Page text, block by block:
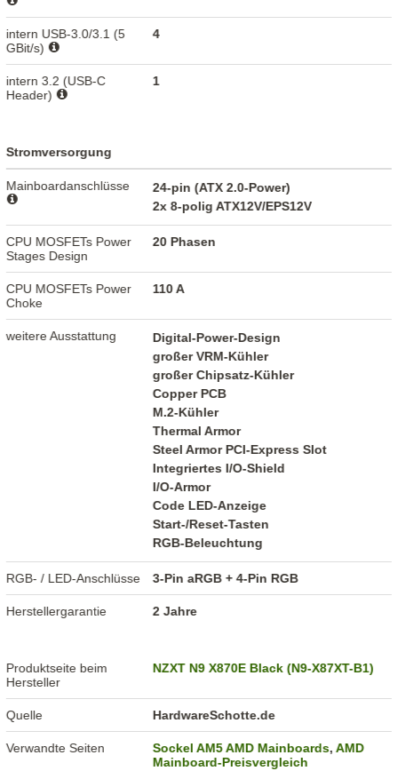
intern USB-3.0/3.1 (5
GBit/s)
4
intern 3.2 (USB-C
Header)
1
Stromversorgung
Mainboardanschlüsse
24-pin (ATX 2.0-Power)
2x 8-polig ATX12V/EPS12V
CPU MOSFETs Power
Stages Design
20 Phasen
CPU MOSFETs Power
Choke
110 A
weitere Ausstattung
Digital-Power-Design
großer VRM-Kühler
großer Chipsatz-Kühler
Copper PCB
M.2-Kühler
Thermal Armor
Steel Armor PCI-Express Slot
Integriertes I/O-Shield
I/O-Armor
Code LED-Anzeige
Start-/Reset-Tasten
RGB-Beleuchtung
RGB- / LED-Anschlüsse 3-Pin aRGB + 4-Pin RGB
Herstellergarantie 2 Jahre
Produktseite beim
Hersteller
NZXT N9 X870E Black (N9-X87XT-B1)
Quelle HardwareSchotte.de
Verwandte Seiten Sockel AM5 AMD Mainboards,AMD
Mainboard-Preisvergleich